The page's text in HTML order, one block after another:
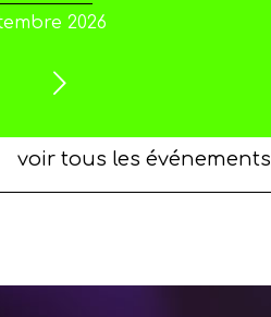
2026
voir tous les événements